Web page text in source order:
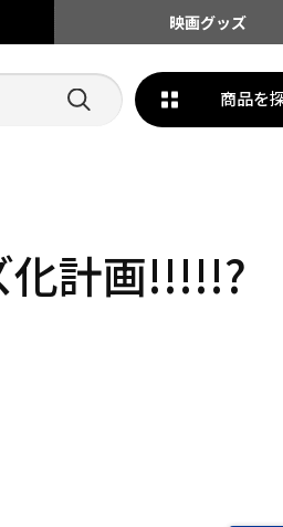
映画グッズ
商品を
化計画!!!!!?